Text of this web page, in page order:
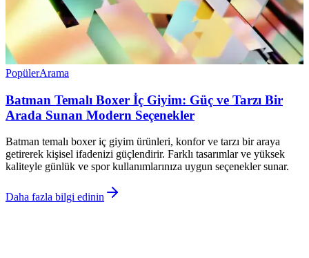
PopülerArama
Batman Temalı Boxer İç Giyim: Güç ve Tarzı Bir
Arada Sunan Modern Seçenekler
Batman temalı boxer iç giyim ürünleri, konfor ve tarzı bir araya
getirerek kişisel ifadenizi güçlendirir. Farklı tasarımlar ve yüksek
kaliteyle günlük ve spor kullanımlarınıza uygun seçenekler sunar.
Daha fazla bilgi edinin